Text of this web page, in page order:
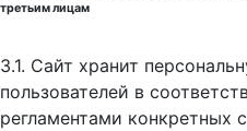
третьим лицам
3.1. Сайт хранит
пользователей в
регламентами конкретных